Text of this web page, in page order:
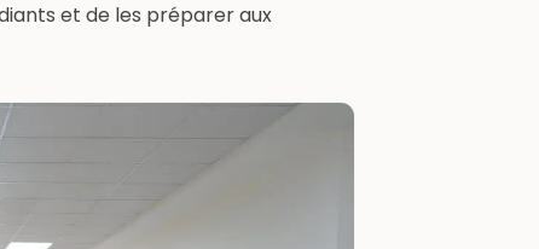
et de les préparer aux